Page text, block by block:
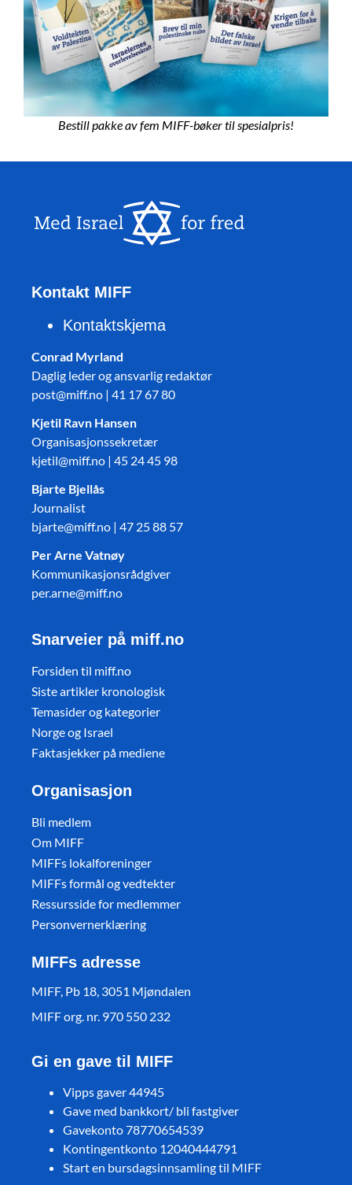
Bestill pakke av fem MIFF-bøker til spesialpris!
Kontakt MIFF
Kontaktskjema
Conrad Myrland
Daglig leder og ansvarlig redaktør
post@miff.no | 41 17 67 80
Kjetil Ravn Hansen
Organisasjonssekretær
kjetil@miff.no | 45 24 45 98
Bjarte Bjellås
Journalist
bjarte@miff.no | 47 25 88 57
Per Arne Vatnøy
Kommunikasjonsrådgiver
per.arne@miff.no
Snarveier på miff.no
Forsiden til miff.no
Siste artikler kronologisk
Temasider og kategorier
Norge og Israel
Faktasjekker på mediene
Organisasjon
Bli medlem
Om MIFF
MIFFs lokalforeninger
MIFFs formål og vedtekter
Ressursside for medlemmer
Personvernerklæring
MIFFs adresse
MIFF, Pb 18, 3051 Mjøndalen
MIFF org. nr. 970 550 232
Gi en gave til MIFF
Vipps gaver 44945
Gave med bankkort/ bli fastgiver
Gavekonto 78770654539
Kontingentkonto 12040444791
Start en bursdagsinnsamling til MIFF